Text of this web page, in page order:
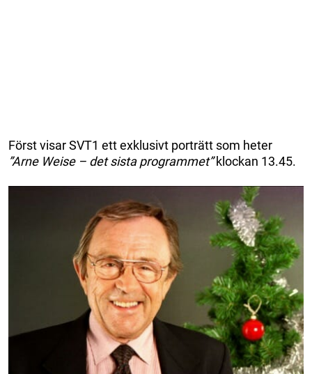
Först visar SVT1 ett exklusivt porträtt som heter
”Arne Weise – det sista programmet”klockan 13.45.